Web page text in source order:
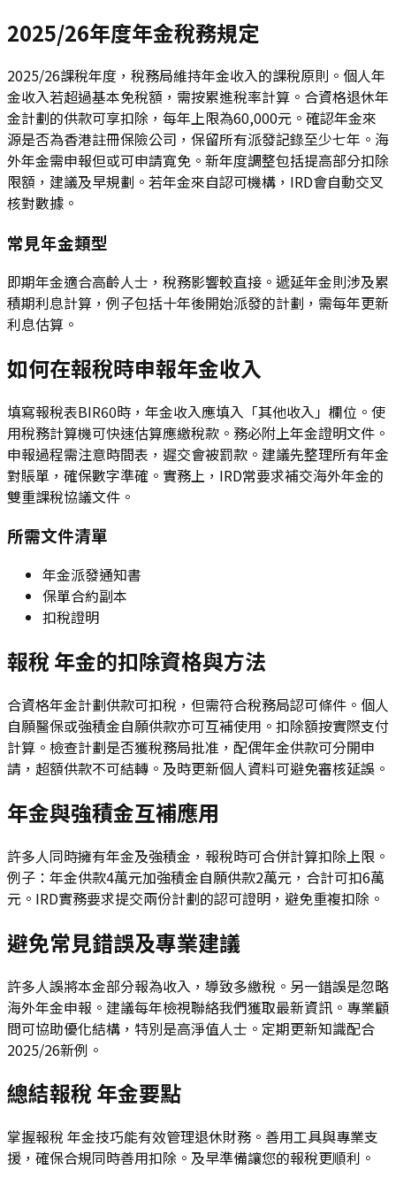
2025/26年度年金稅務規定
2025/26課稅年度，稅務局維持年金收入的課稅原則。個人年
金收入若超過基本免稅額，需按累進稅率計算。合資格退休年
金計劃的供款可享扣除，每年上限為60,000元。確認年金來
源是否為香港註冊保險公司，保留所有派發記錄至少七年。海
外年金需申報但或可申請寬免。新年度調整包括提高部分扣除
限額，建議及早規劃。若年金來自認可機構，IRD會自動交叉
核對數據。
常見年金類型
即期年金適合高齡人士，稅務影響較直接。遞延年金則涉及累
積期利息計算，例子包括十年後開始派發的計劃，需每年更新
利息估算。
如何在報稅時申報年金收入
填寫報稅表BIR60時，年金收入應填入「其他收入」欄位。使
用稅務計算機可快速估算應繳稅款。務必附上年金證明文件。
申報過程需注意時間表，遲交會被罰款。建議先整理所有年金
對賬單，確保數字準確。實務上，IRD常要求補交海外年金的
雙重課稅協議文件。
所需文件清單
年金派發通知書
保單合約副本
扣稅證明
報稅 年金的扣除資格與方法
合資格年金計劃供款可扣稅，但需符合稅務局認可條件。個人
自願醫保或強積金自願供款亦可互補使用。扣除額按實際支付
計算。檢查計劃是否獲稅務局批准，配偶年金供款可分開申
請，超額供款不可結轉。及時更新個人資料可避免審核延誤。
年金與強積金互補應用
許多人同時擁有年金及強積金，報稅時可合併計算扣除上限。
例子：年金供款4萬元加強積金自願供款2萬元，合計可扣6萬
元。IRD實務要求提交兩份計劃的認可證明，避免重複扣除。
避免常見錯誤及專業建議
許多人誤將本金部分報為收入，導致多繳稅。另一錯誤是忽略
海外年金申報。建議每年檢視聯絡我們獲取最新資訊。專業顧
問可協助優化結構，特別是高淨值人士。定期更新知識配合
2025/26新例。
總結報稅 年金要點
掌握報稅 年金技巧能有效管理退休財務。善用工具與專業支
援，確保合規同時善用扣除。及早準備讓您的報稅更順利。